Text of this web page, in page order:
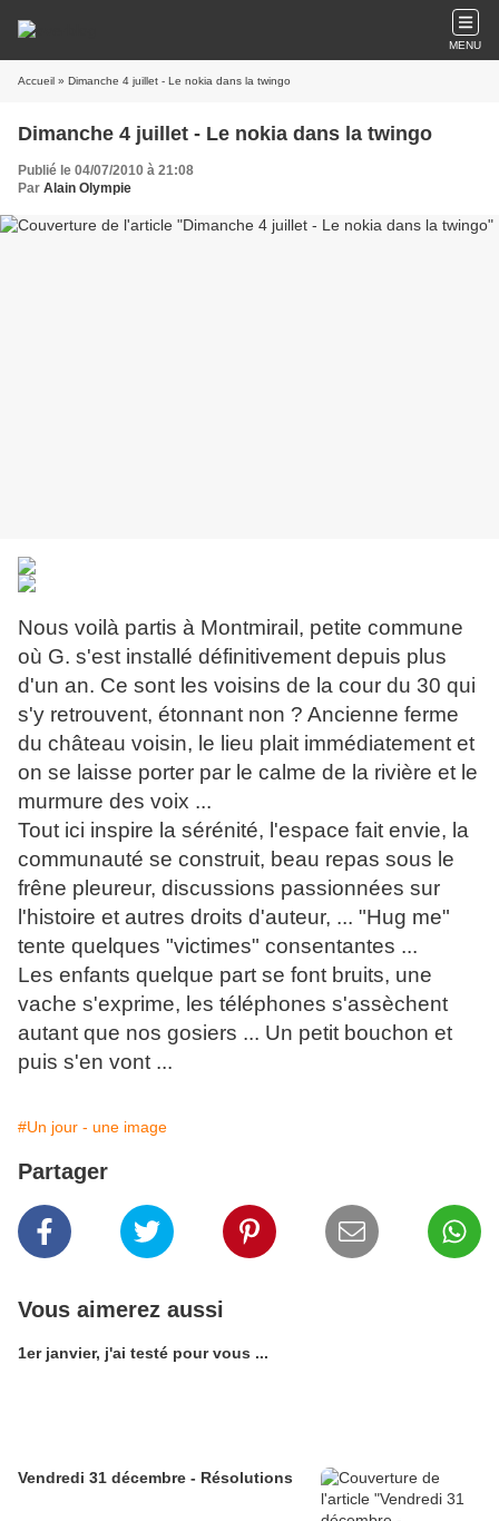
MENU
Accueil » Dimanche 4 juillet - Le nokia dans la twingo
Dimanche 4 juillet - Le nokia dans la twingo
Publié le 04/07/2010 à 21:08
Par Alain Olympie
Nous voilà partis à Montmirail, petite commune
où G. s'est installé définitivement depuis plus
d'un an. Ce sont les voisins de la cour du 30 qui
s'y retrouvent, étonnant non ? Ancienne ferme
du château voisin, le lieu plait immédiatement et
on se laisse porter par le calme de la rivière et le
murmure des voix ...
Tout ici inspire la sérénité, l'espace fait envie, la
communauté se construit, beau repas sous le
frêne pleureur, discussions passionnées sur
l'histoire et autres droits d'auteur, ... "Hug me"
tente quelques "victimes" consentantes ...
Les enfants quelque part se font bruits, une
vache s'exprime, les téléphones s'assèchent
autant que nos gosiers ... Un petit bouchon et
puis s'en vont ...
#Un jour - une image
Partager
Vous aimerez aussi
1er janvier, j'ai testé pour vous ...
Vendredi 31 décembre - Résolutions